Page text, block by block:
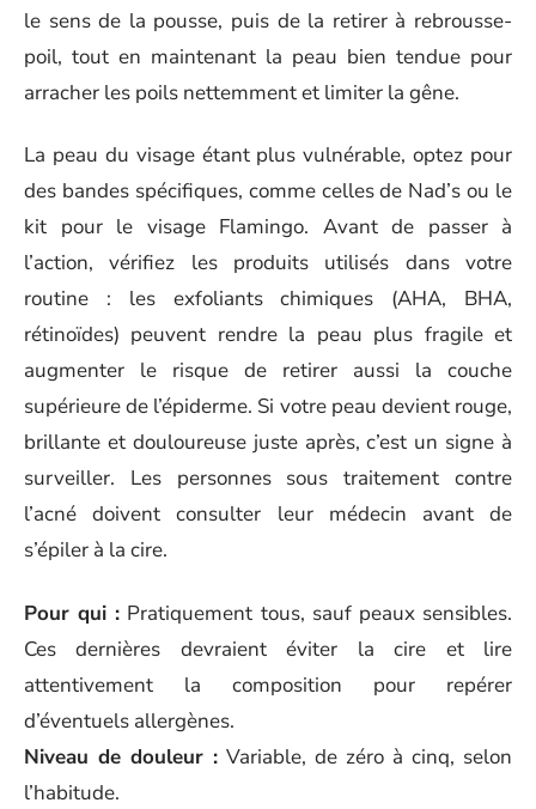
le sens de la pousse, puis de la retirer à rebrousse-
poil, tout en maintenant la peau bien tendue pour
arracher les poils nettemment et limiter la gêne.
La peau du visage étant plus vulnérable, optez pour
des bandes spécifiques, comme celles de Nad’s ou le
kit pour le visage Flamingo. Avant de passer à
l’action, vérifiez les produits utilisés dans votre
routine : les exfoliants chimiques (AHA, BHA,
rétinoïdes) peuvent rendre la peau plus fragile et
augmenter le risque de retirer aussi la couche
supérieure de l’épiderme. Si votre peau devient rouge,
brillante et douloureuse juste après, c’est un signe à
surveiller. Les personnes sous traitement contre
l’acné doivent consulter leur médecin avant de
s’épiler à la cire.
Pour qui : Pratiquement tous, sauf peaux sensibles.
Ces dernières devraient éviter la cire et lire
attentivement la composition pour repérer
d’éventuels allergènes.
Niveau de douleur : Variable, de zéro à cinq, selon
l’habitude.